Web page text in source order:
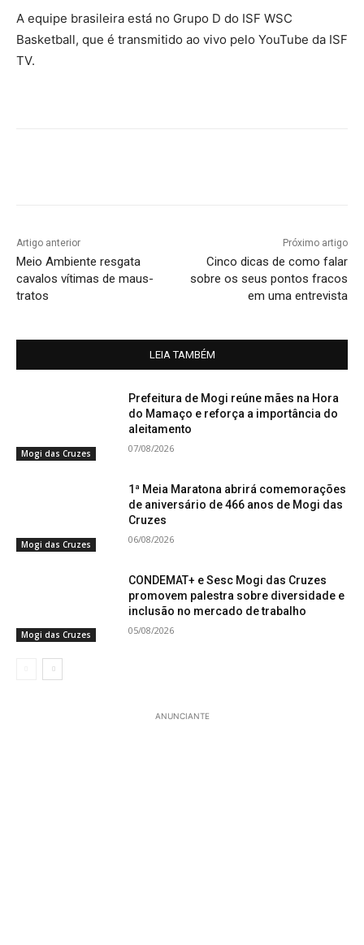
A equipe brasileira está no Grupo D do ISF WSC
Basketball, que é transmitido ao vivo pelo YouTube da ISF
TV.
Artigo anterior
Meio Ambiente resgata
cavalos vítimas de maus-
tratos
Próximo artigo
Cinco dicas de como falar
sobre os seus pontos fracos
em uma entrevista
LEIA TAMBÉM
Mogi das Cruzes
Prefeitura de Mogi reúne mães na Hora
do Mamaço e reforça a importância do
aleitamento
07/08/2026
Mogi das Cruzes
1ª Meia Maratona abrirá comemorações
de aniversário de 466 anos de Mogi das
Cruzes
06/08/2026
Mogi das Cruzes
CONDEMAT+ e Sesc Mogi das Cruzes
promovem palestra sobre diversidade e
inclusão no mercado de trabalho
05/08/2026
ANUNCIANTE